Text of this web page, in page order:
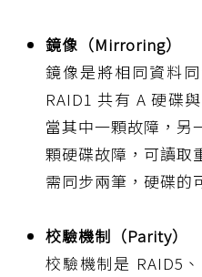
鏡像（Mirroring）
鏡像是將相同資料
RAID1 共有 A 硬碟
當其中一顆故障，另
顆硬碟故障，可讀取
需同步兩筆，硬碟的
校驗機制（Parity）
校驗機制是 RAID5